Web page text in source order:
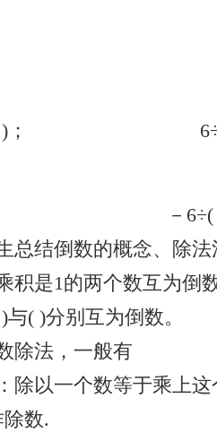
8×( )； 6÷(－
6× ； －6÷( )
总结倒数的概念、除法
积是1的两个数互为倒
( )分别互为倒数。
除法，一般有
除以一个数等于乘上
数.